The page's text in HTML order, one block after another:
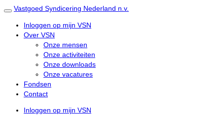
Vastgoed Syndicering Nederland n.v.
Inloggen op mijn VSN
Over VSN
Onze mensen
Onze activiteiten
Onze downloads
Onze vacatures
Fondsen
Contact
Inloggen op mijn VSN